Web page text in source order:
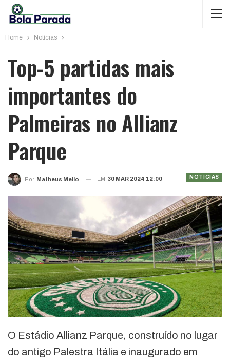
Home Notícias
Top-5 partidas mais
importantes do
Palmeiras no Allianz
Parque
NOTÍCIAS
Por Matheus Mello EM 30 MAR 2024 12:00
O Estádio Allianz Parque, construído no lugar
do antigo Palestra Itália e inaugurado em